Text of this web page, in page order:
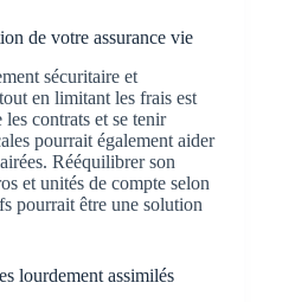
de votre assurance vie
sécuritaire et
en limitant les frais est
contrats et se tenir
pourrait également aider
Rééquilibrer son
et unités de compte selon
pourrait être une solution
lourdement assimilés